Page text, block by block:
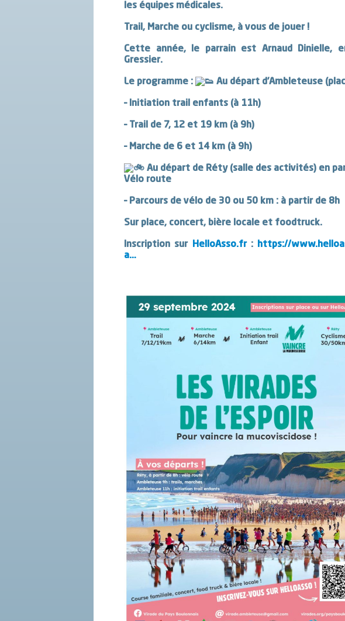
les équipes médicales.
Trail, Marche ou cyclisme, à vous de jouer !
Cette année, le parrain est Arnaud Dinielle,
Gressier.
Le programme : Au départ d’Ambleteuse
– Initiation trail enfants (à 11h)
– Trail de 7, 12 et 19 km (à 9h)
– Marche de 6 et 14 km (à 9h)
Au départ de Réty (salle des activités) en
Vélo route
– Parcours de vélo de 30 ou 50 km : à partir de 8h
Sur place, concert, bière locale et foodtruck.
Inscription sur HelloAsso.fr: https://
a…